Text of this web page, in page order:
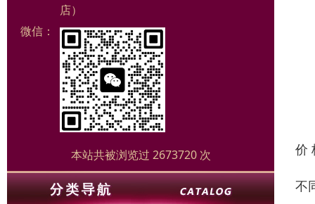
店）
微信：
本站共被浏览过 2673720 次 价
不